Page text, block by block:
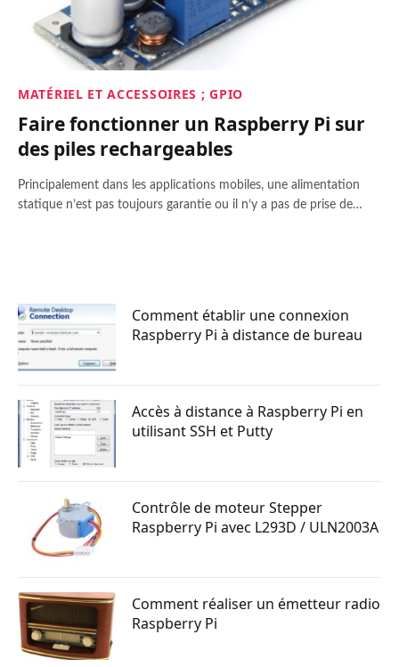
MATÉRIEL ET ACCESSOIRES ; GPIO
Faire fonctionner un Raspberry Pi sur
des piles rechargeables
Principalement dans les applications mobiles, une alimentation
statique n’est pas toujours garantie ou il n’y a pas de prise de…
Comment établir une connexion
Raspberry Pi à distance de bureau
Accès à distance à Raspberry Pi en
utilisant SSH et Putty
Contrôle de moteur Stepper
Raspberry Pi avec L293D / ULN2003A
Comment réaliser un émetteur radio
Raspberry Pi